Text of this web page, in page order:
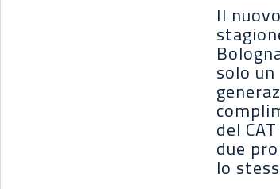
Il
solo
del
due
lo